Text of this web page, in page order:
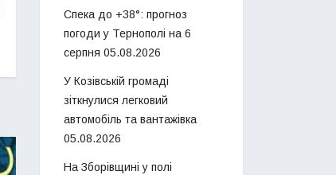
Спека до +38°: прогноз
погоди у Тернополі на 6
серпня 05.08.2026
У Козівській громаді
зіткнулися легковий
автомобіль та вантажівка
05.08.2026
На Зборівщині у полі